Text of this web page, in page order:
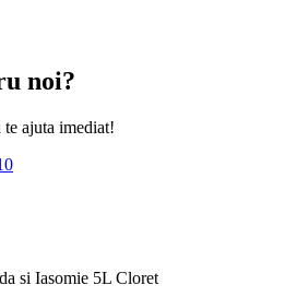
noi?
ajuta imediat!
si Iasomie 5L Cloret